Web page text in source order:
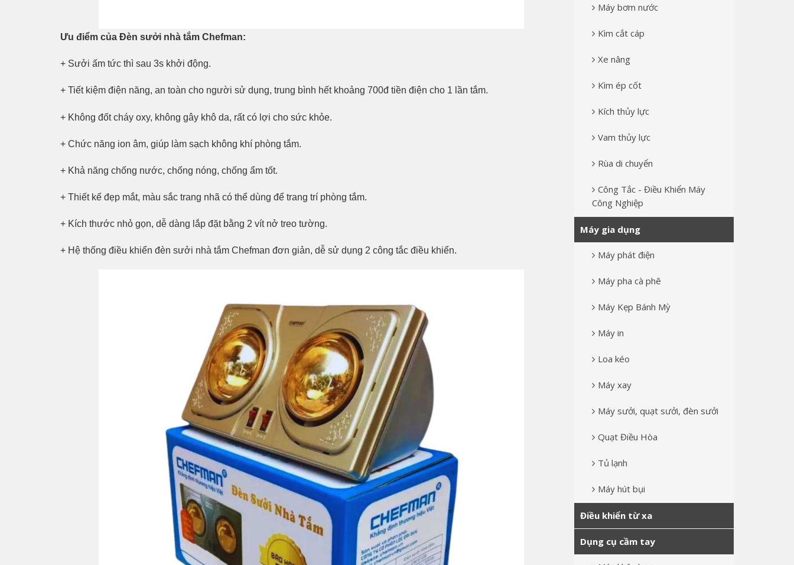
Ưu điểm của Đèn sưởi nhà tắm Chefman:
+ Sưởi ấm tức thì sau 3s khởi động.
+ Tiết kiệm điện năng, an toàn cho người sử dụng, trung bình hết khoảng 700đ tiền điện cho 1 lần tắm.
+ Không đốt cháy oxy, không gây khô da, rất có lợi cho sức khỏe.
+ Chức năng ion âm, giúp làm sạch không khí phòng tắm.
+ Khả năng chống nước, chống nóng, chống ẩm tốt.
+ Thiết kế đẹp mắt, màu sắc trang nhã có thể dùng để trang trí phòng tắm.
+ Kích thước nhỏ gọn, dễ dàng lắp đặt bằng 2 vít nở treo tường.
+ Hệ thống điều khiển đèn sưởi nhà tắm Chefman đơn giản, dễ sử dụng 2 công tắc điều khiển.
Máy bơm nước
Kìm cắt cáp
Xe nâng
Kìm ép cốt
Kích thủy lực
Vam thủy lực
Rùa di chuyển
Công Tắc - Điều Khiển Máy
Công Nghiệp
Máy gia dụng
Máy phát điện
Máy pha cà phê
Máy Kẹp Bánh Mỳ
Máy in
Loa kéo
Máy xay
Máy sưởi, quạt sưởi, đèn sưởi
Quạt Điều Hòa
Tủ lạnh
Máy hút bụi
Điều khiển từ xa
Dụng cụ cầm tay